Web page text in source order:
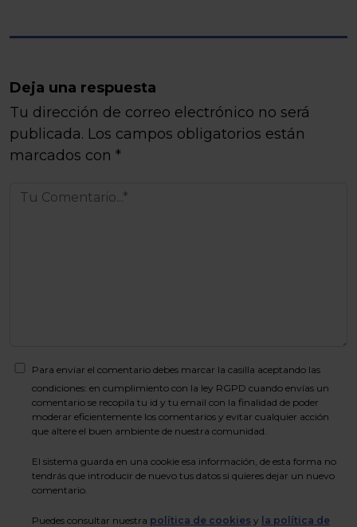
Deja una respuesta
Tu dirección de correo electrónico no será
publicada. Los campos obligatorios están
marcados con *
Para enviar el comentario debes marcar la casilla aceptando las
condiciones: en cumplimiento con la ley RGPD cuando envías un
comentario se recopila tu id y tu email con la finalidad de poder
moderar eficientemente los comentarios y evitar cualquier acción
que altere el buen ambiente de nuestra comunidad.
El sistema guarda en una cookie esa información, de esta forma no
tendrás que introducir de nuevo tus datos si quieres dejar un nuevo
comentario.
Puedes consultar nuestra política de cookies y la política de